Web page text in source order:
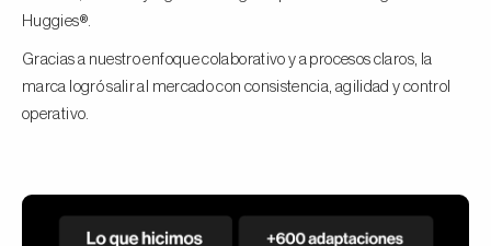
Huggies®.
Gracias a nuestro enfoque colaborativo y a procesos claros, la
marca logró salir al mercado con consistencia, agilidad y control
operativo.